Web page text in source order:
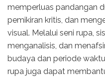
memperluas pandangan
pemikiran kritis, dan
visual. Melalui seni rupa,
menganalisis, dan
budaya dan periode
rupa juga dapat